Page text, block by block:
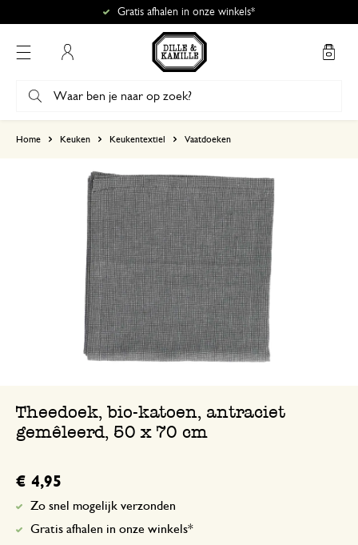
Gratis afhalen in onze winkels*
Home Keuken Keukentextiel Vaatdoeken
Theedoek, bio-katoen, antraciet
gemêleerd, 50 x 70 cm
€ 4,95
Zo snel mogelijk verzonden
Gratis afhalen in onze winkels*